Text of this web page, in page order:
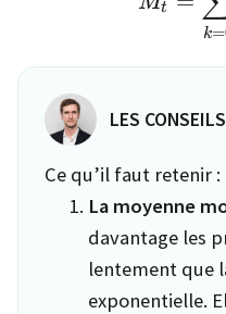
t
k=
LES
Ce qu’il faut retenir :
La moyenne
davantage les
lentement que
exponentielle.